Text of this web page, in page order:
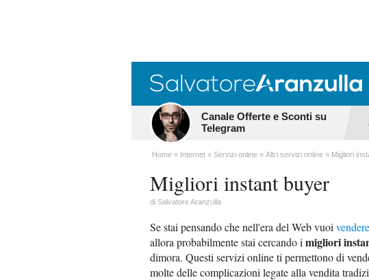
Canale Offerte e Sconti su
Telegram
Home Internet Servizi online Altri servizi online Migliori
Migliori instant buyer
di Salvatore Aranzulla
Se stai pensando che nell'era del Web vuoi
allora probabilmente stai cercando i migliori
dimora. Questi servizi online ti permettono di
molte delle complicazioni legate alla vendita